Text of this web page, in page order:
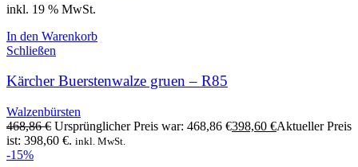
inkl. 19 % MwSt.
In den Warenkorb
Schließen
Kärcher Buerstenwalze gruen – R85
Walzenbürsten
468,86€ Ursprünglicher Preis war: 468,86 €398,60 €Aktueller Preis
ist: 398,60 €. inkl. MwSt.
-15%